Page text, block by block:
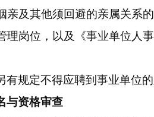
亲及其他须回避的亲属关系
理岗位，以及《事业单位人
规定不得应聘到事业单位的
与资格审查